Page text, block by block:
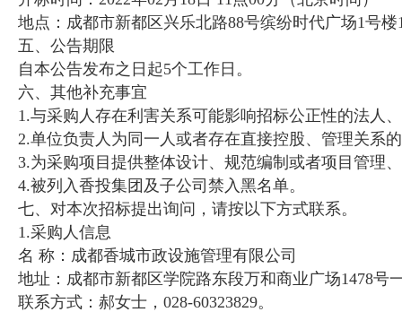
地点：成都市新都区兴乐北路88号缤纷时代广场1号楼
五、公告期限
自本公告发布之日起5个工作日。
六、其他补充事宜
1.与采购人存在利害关系可能影响招标公正性的法人
2.单位负责人为同一人或者存在直接控股、管理关系
3.为采购项目提供整体设计、规范编制或者项目管理
4.被列入香投集团及子公司禁入黑名单。
七、对本次招标提出询问，请按以下方式联系。
1.采购人信息
名 称：成都香城市政设施管理有限公司
地址：成都市新都区学院路东段万和商
联系方式：郝女士，028-60323829。